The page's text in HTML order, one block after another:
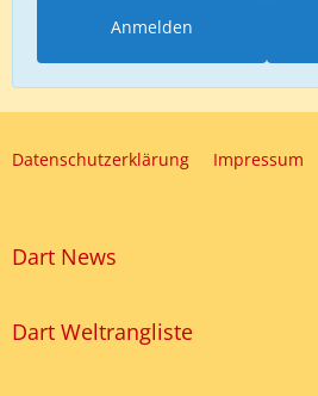
Anmelden
Datenschutzerklärung Impressum
Dart News
Dart Weltrangliste